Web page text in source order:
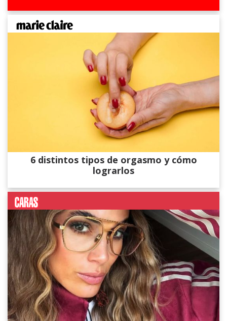
6 distintos tipos de orgasmo y cómo
lograrlos